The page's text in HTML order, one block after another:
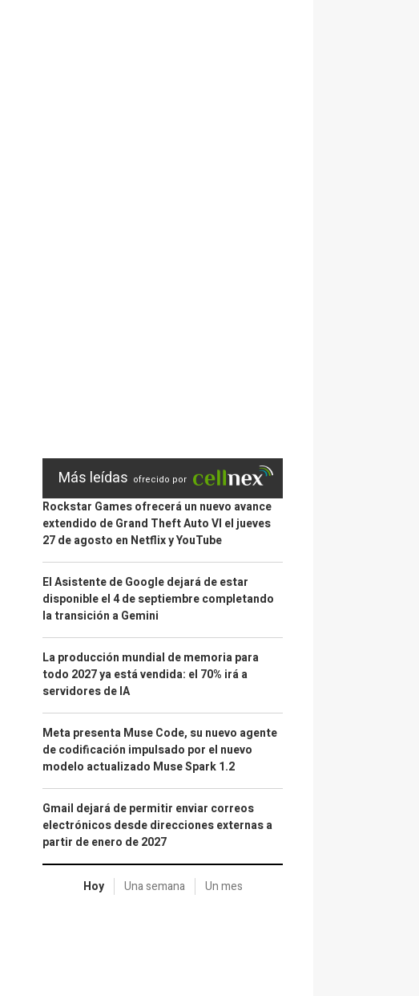
Más leídas ofrecido por
Rockstar Games ofrecerá un nuevo avance
extendido de Grand Theft Auto VI el jueves
27 de agosto en Netflix y YouTube
El Asistente de Google dejará de estar
disponible el 4 de septiembre completando
la transición a Gemini
La producción mundial de memoria para
todo 2027 ya está vendida: el 70% irá a
servidores de IA
Meta presenta Muse Code, su nuevo agente
de codificación impulsado por el nuevo
modelo actualizado Muse Spark 1.2
Gmail dejará de permitir enviar correos
electrónicos desde direcciones externas a
partir de enero de 2027
Hoy Una semana Un mes